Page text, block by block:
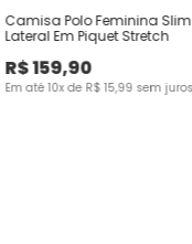
Camisa Polo Feminina Slim
Lateral Em Piquet Stretch
R$159,90
Em até10x de R$ 15,99 sem juros